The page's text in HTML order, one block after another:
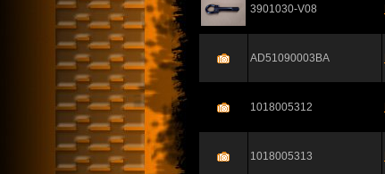
3901030-V08
AD51090003BA
1018005312
1018005313